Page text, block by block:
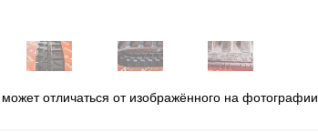
отличаться от изображённого на фотографии